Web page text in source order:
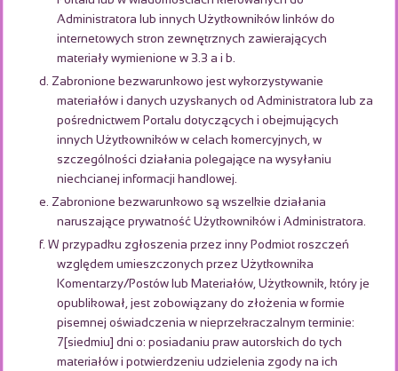
Administratora lub innych Użytkowników linków do
internetowych stron zewnętrznych zawierających
materiały wymienione w 3.3 a i b.
d. Zabronione bezwarunkowo jest wykorzystywanie
materiałów i danych uzyskanych od Administratora lub za
pośrednictwem Portalu dotyczących i obejmujących
innych Użytkowników w celach komercyjnych, w
szczególności działania polegające na wysyłaniu
niechcianej informacji handlowej.
e. Zabronione bezwarunkowo są wszelkie działania
naruszające prywatność Użytkowników i Administratora.
f. W przypadku zgłoszenia przez inny Podmiot roszczeń
względem umieszczonych przez Użytkownika
Komentarzy/Postów lub Materiałów, Użytkownik, który je
opublikował, jest zobowiązany do złożenia w formie
pisemnej oświadczenia w nieprzekraczalnym terminie:
7[siedmiu] dni o: posiadaniu praw autorskich do tych
materiałów i potwierdzeniu udzielenia zgody na ich